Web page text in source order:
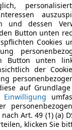
und dessen
Button unten
Cookies
Button unten
der
auf
Einwilligung
Art. 49 (1) (a)
klicken Sie